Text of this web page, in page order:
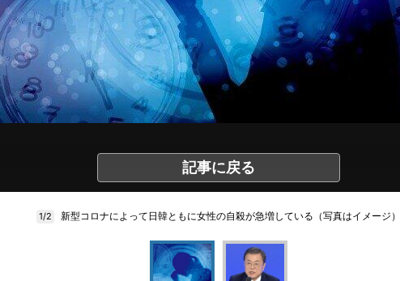
記事に戻る
1/2 新型コロナによって日韓ともに女性の自殺が急増している（写真はイメージ）